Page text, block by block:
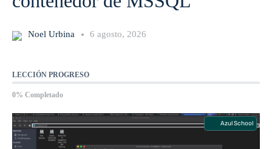
Noel Urbina 6 agosto, 2026
LECCIÓN PROGRESO
0% Completado